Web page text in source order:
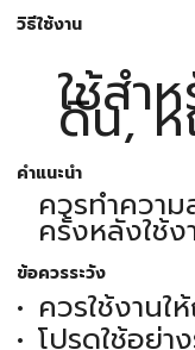
วิธีใช้งาน
ใช้สำ
ดิน, ห
คำแนะนำ
ควรทำความ
ครั้งหลังใช้ง
ข้อควรระวัง
ควรใช้งานใ
โปรดใช้อย่า